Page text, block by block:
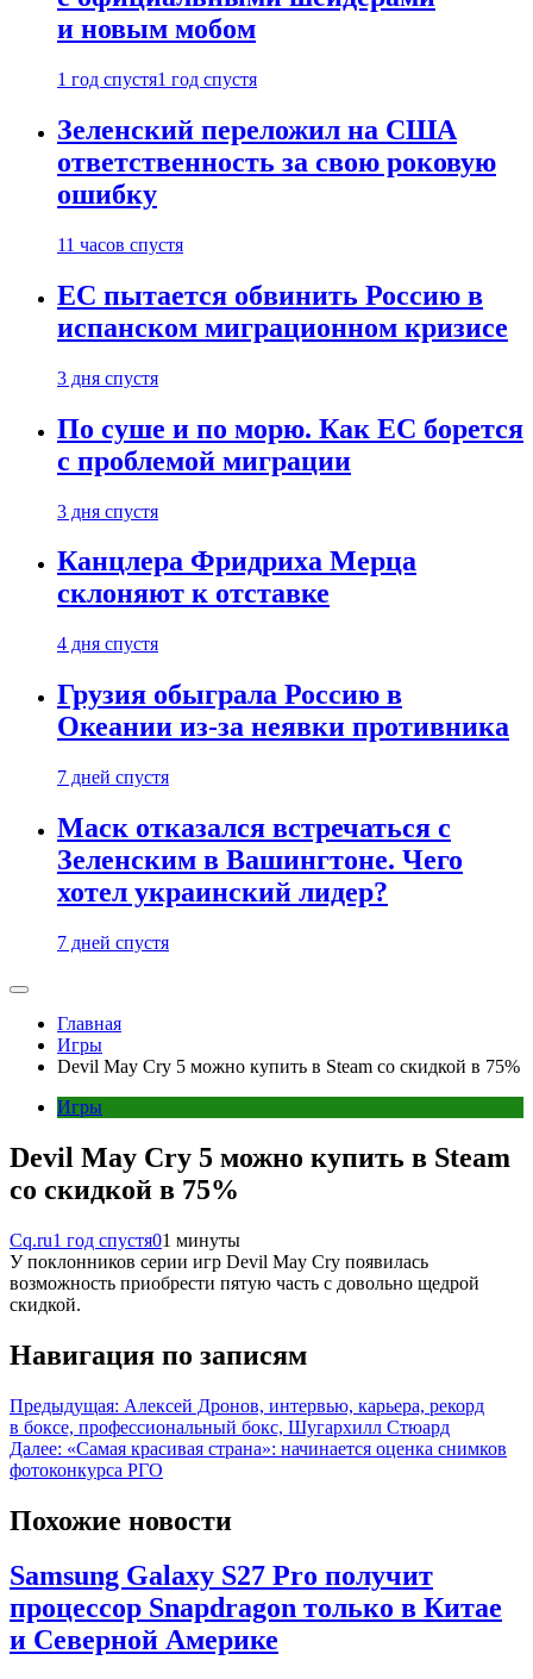
и новым мобом
1 год спустя1 год спустя
Зеленский переложил на США
ответственность за свою роковую
ошибку
11 часов спустя
ЕС пытается обвинить Россию в
испанском миграционном кризисе
3 дня спустя
По суше и по морю. Как ЕС борется
с проблемой миграции
3 дня спустя
Канцлера Фридриха Мерца
склоняют к отставке
4 дня спустя
Грузия обыграла Россию в
Океании из-за неявки противника
7 дней спустя
Маск отказался встречаться с
Зеленским в Вашингтоне. Чего
хотел украинский лидер?
7 дней спустя
Главная
Игры
Devil May Cry 5 можно купить в Steam со скидкой в 75%
Игры
Devil May Cry 5 можно купить в Steam
со скидкой в 75%
Cq.ru1 год спустя01 минуты
У поклонников серии игр Devil May Cry появилась
возможность приобрести пятую часть с довольно щедрой
скидкой.
Навигация по записям
Предыдущая: Алексей Дронов, интервью, карьера, рекорд
в боксе, профессиональный бокс, Шугархилл Стюард
Далее: «Самая красивая страна»: начинается оценка снимков
фотоконкурса РГО
Похожие новости
Samsung Galaxy S27 Pro получит
процессор Snapdragon только в Китае
и Северной Америке